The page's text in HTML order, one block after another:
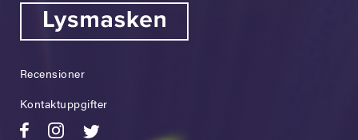
Recensioner
Kontaktuppgifter